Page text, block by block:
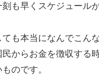
も早くスケジュール
も本当になんでこん
民からお金を徴収する
のです。